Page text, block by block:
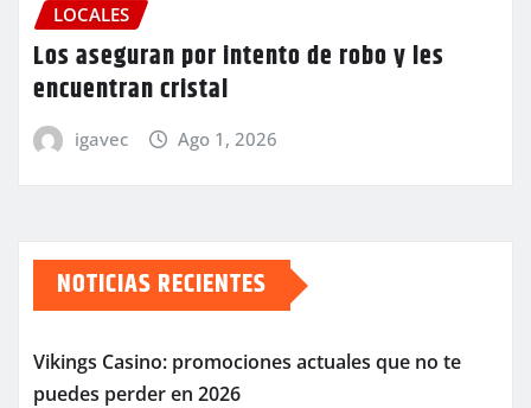
LOCALES
Los aseguran por intento de robo y les
encuentran cristal
igavec Ago 1, 2026
NOTICIAS RECIENTES
Vikings Casino: promociones actuales que no te
puedes perder en 2026